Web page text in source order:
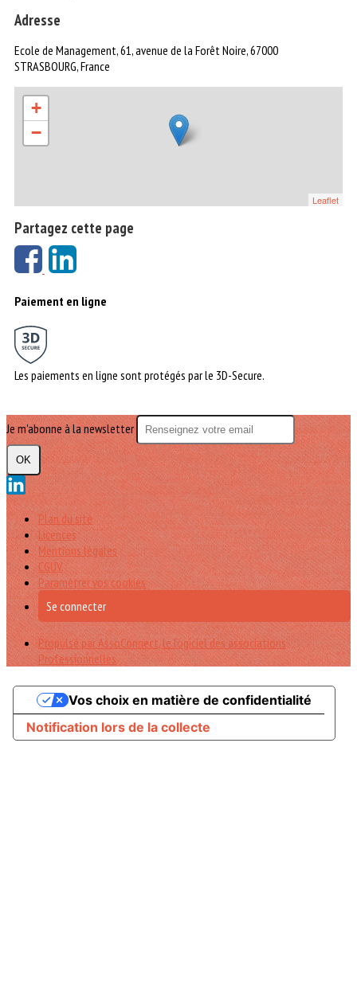
Adresse
Ecole de Management, 61, avenue de la Forêt Noire, 67000
STRASBOURG, France
+
−
Leaflet
Partagez cette page
Paiement en ligne
Les paiements en ligne sont protégés par le 3D-Secure.
Je m'abonne à la newsletter
OK
Plan du site
Licences
Mentions légales
CGUV
Paramétrer vos cookies
Se connecter
Propulsé par AssoConnect, le logiciel des associations
Professionnelles
Notification lors de la collecte
Vos choix en matière de confidentialité